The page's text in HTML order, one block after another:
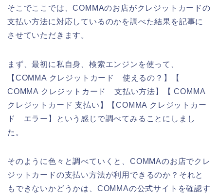
そこでここでは、COMMAのお店がクレジットカードの
支払い方法に対応しているのかを調べた結果を記事に
させていただきます。
まず、最初に私自身、検索エンジンを使って、
【COMMA クレジットカード 使えるの？】【
COMMA クレジットカード 支払い方法】【 COMMA
クレジットカード 支払い】【COMMA クレジットカー
ド エラー】という感じで調べてみることにしまし
た。
そのように色々と調べていくと、COMMAのお店でクレ
ジットカードの支払い方法が利用できるのか？それと
もできないかどうかは、COMMAの公式サイトを確認す